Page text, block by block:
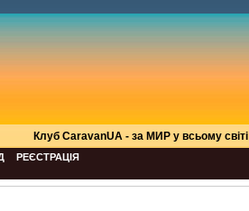
Клуб СaravanUA - за МИР у всьому світі
РЕЄСТРАЦІЯ